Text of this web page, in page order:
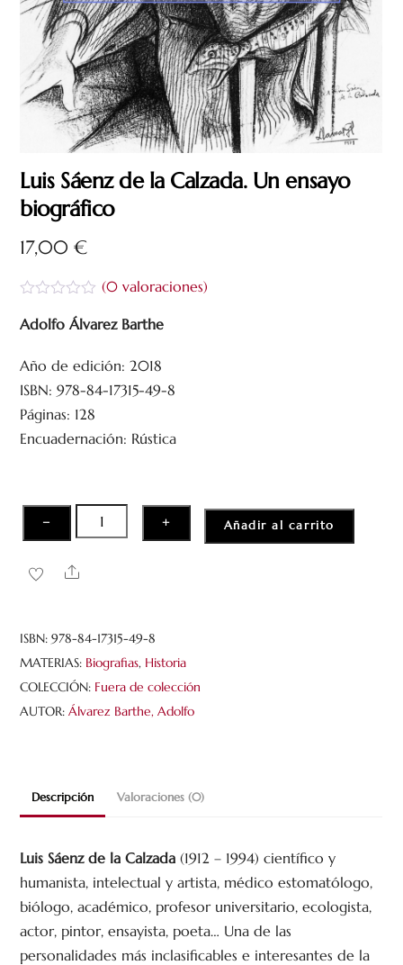
Luis Sáenz de la Calzada. Un ensayo
biográfico
17,00€
a
r
d
o
c
o
5
(0valoraciones)
Adolfo Álvarez Barthe
Año de edición: 2018
ISBN: 978-84-17315-49-8
Páginas: 128
Encuadernación: Rústica
−
Sáenz
de
Un
ensayo
biográfico
cantidad
+ Añadir al carrito
Share
ISBN:978-84-17315-49-8
MATERIAS: Biografias, Historia
COLECCIÓN: Fuera de colección
AUTOR:Álvarez Barthe, Adolfo
Descripción Valoraciones (0)
Luis Sáenz de la Calzada (1912 – 1994) científico y
humanista, intelectual y artista, médico estomatólogo,
biólogo, académico, profesor universitario, ecologista,
actor, pintor, ensayista, poeta… Una de las
personalidades más inclasificables e interesantes de la